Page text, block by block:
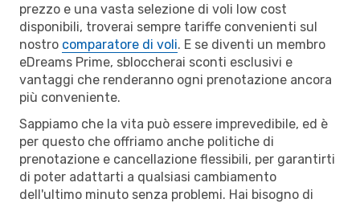
prezzo e una vasta selezione di voli low cost
disponibili, troverai sempre tariffe convenienti sul
nostro comparatore di voli. E se diventi un membro
eDreams Prime, sbloccherai sconti esclusivi e
vantaggi che renderanno ogni prenotazione ancora
più conveniente.
Sappiamo che la vita può essere imprevedibile, ed è
per questo che offriamo anche politiche di
prenotazione e cancellazione flessibili, per garantirti
di poter adattarti a qualsiasi cambiamento
dell'ultimo minuto senza problemi. Hai bisogno di